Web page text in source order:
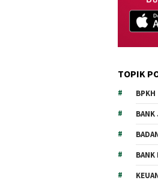
TOPIK
BPKH
BANK
BANK